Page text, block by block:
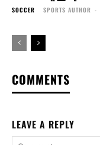
SOCCER SPORTS AUTHOR -
COMMENTS
LEAVE A REPLY